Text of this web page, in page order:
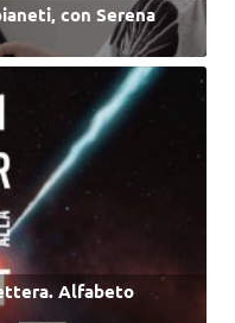
con Serena
Alfabeto